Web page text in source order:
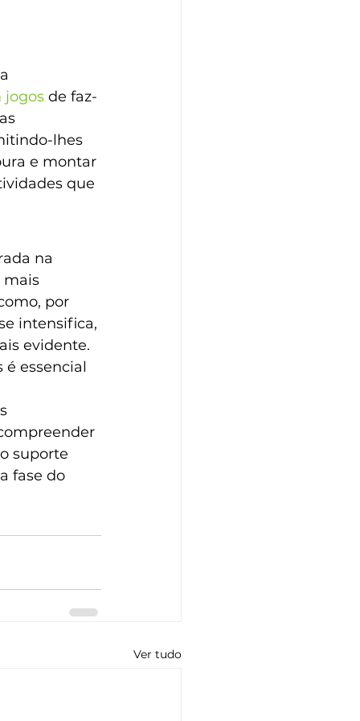
jogos de faz-
lhes
e montar
que
na
mais
por
intensifica,
evidente.
essencial
suporte
fase do
Ver tudo